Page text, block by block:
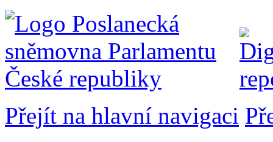
Přejít na hlavní navigaci